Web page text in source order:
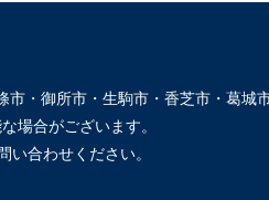
市・御所市・生駒市・香芝市・葛城
場合がございます。
合わせください。